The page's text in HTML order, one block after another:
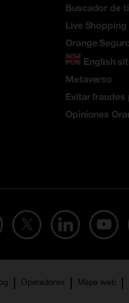
Buscador de
Live Shopping
Orange
English
Metaverso
Evitar
Opiniones
Operadores Mapa web